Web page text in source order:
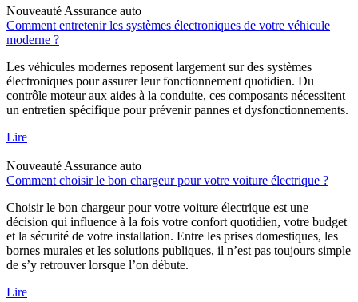
Nouveauté Assurance auto
Comment entretenir les systèmes électroniques de votre véhicule
moderne ?
Les véhicules modernes reposent largement sur des systèmes
électroniques pour assurer leur fonctionnement quotidien. Du
contrôle moteur aux aides à la conduite, ces composants nécessitent
un entretien spécifique pour prévenir pannes et dysfonctionnements.
Lire
Nouveauté Assurance auto
Comment choisir le bon chargeur pour votre voiture électrique ?
Choisir le bon chargeur pour votre voiture électrique est une
décision qui influence à la fois votre confort quotidien, votre budget
et la sécurité de votre installation. Entre les prises domestiques, les
bornes murales et les solutions publiques, il n’est pas toujours simple
de s’y retrouver lorsque l’on débute.
Lire